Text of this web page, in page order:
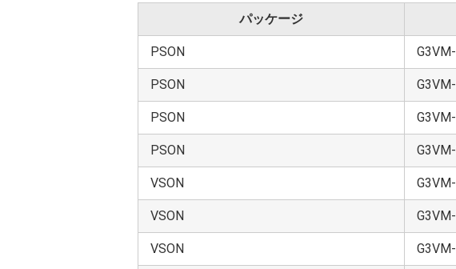
本データは、本製品の機能評価に使用されることを意
本データを使用者の製品に組み込まないでください。
本データを分解、解析、リバースエンジニアリング、改
3.保証制限等
本データは、技術の進歩などにより予告なしに変更さ
本データは参照用のデータです。当社は、データおよ
当社は品質、信頼性の向上に努めていますが、本製品
安全設計を行うことをお願いします。なお、設計に際し
パッケージ
PSON
PSON
PSON
PSON
VSON
VSON
VSON